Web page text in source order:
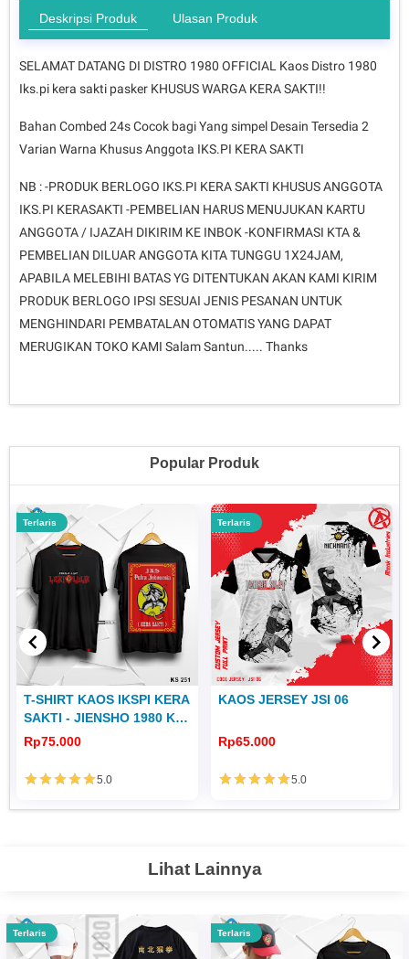
Deskripsi Produk Ulasan Produk
SELAMAT DATANG DI DISTRO 1980 OFFICIAL Kaos Distro 1980
Iks.pi kera sakti pasker KHUSUS WARGA KERA SAKTI!!
Bahan Combed 24s Cocok bagi Yang simpel Desain Tersedia 2
Varian Warna Khusus Anggota IKS.PI KERA SAKTI
NB : -PRODUK BERLOGO IKS.PI KERA SAKTI KHUSUS ANGGOTA
IKS.PI KERASAKTI -PEMBELIAN HARUS MENUJUKAN KARTU
ANGGOTA / IJAZAH DIKIRIM KE INBOK -KONFIRMASI KTA &
PEMBELIAN DILUAR ANGGOTA KITA TUNGGU 1X24JAM,
APABILA MELEBIHI BATAS YG DITENTUKAN AKAN KAMI KIRIM
PRODUK BERLOGO IPSI SESUAI JENIS PESANAN UNTUK
MENGHINDARI PEMBATALAN OTOMATIS YANG DAPAT
MERUGIKAN TOKO KAMI Salam Santun..... Thanks
Popular Produk
Terlaris
T-SHIRT KAOS IKSPI KERA
SAKTI - JIENSHO 1980 KS
251
Rp75.000
5.0
Terlaris
KAOS JERSEY JSI 06
Rp65.000
5.0
Lihat Lainnya
Terlaris Terlaris